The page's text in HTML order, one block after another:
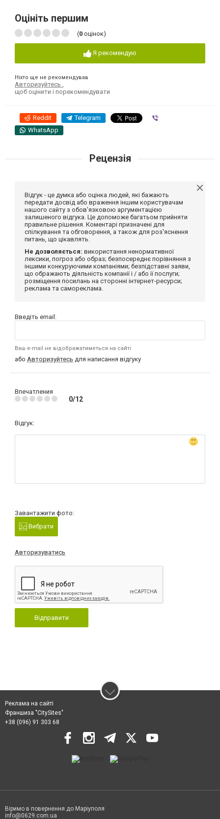
Оцініть першим
(0 оцінок)
Я рекомендую
Ніхто ще не рекомендував
Авторизуйтесь
щоб оцінити і порекомендувати
Reddit Telegram
WhatsApp
Рецензія
Відгук - це думка або оцінка людей, які бажають
передати досвід або враження іншим користувачам
нашого сайту з обов'язковою аргументацією
залишеного відгука. Це допоможе багатьом прийняти
правильне рішення. Коментарі призначені для
спілкування та обговорення, а також для роз'яснення
питань, що цікавлять.
Не дозволяється: використання ненормативної
лексики, погроз або образ; безпосереднє порівняння з
іншими конкуруючими компаніями; безпідставні заяви,
що ображають діяльність компанії і / або її послуги;
розміщення посилань на сторонні інтернет-ресурси;
реклама та самореклама.
Введіть email:
Ваш e-mail не відображатиметься на сайті
або Авторизуйтесь для написання відгуку
Впечатления
0/12
Відгук:
Завантажити фото:
Вибрати
Авторизуватись
Відправити
Реклама на сайті
Франшиза "CitySites"
+38 (096) 91 303 68
Віримо в повернення до Маріуполя
info@0629.com.ua